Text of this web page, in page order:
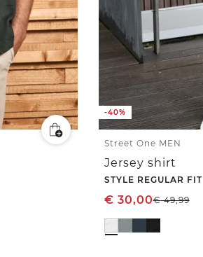
-40%
Street One MEN
Jersey shirt
STYLE REGULAR FIT
€ 30,00€49,99